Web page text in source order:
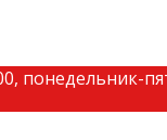
понедельник-